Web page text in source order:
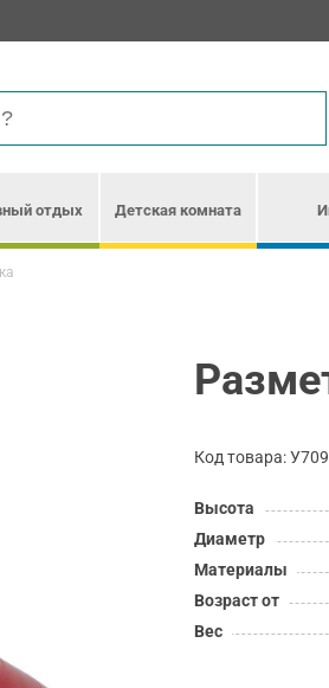
отдых Детская комната
Код товара: У709
Высота
Диаметр
Материалы
Возраст от
Вес